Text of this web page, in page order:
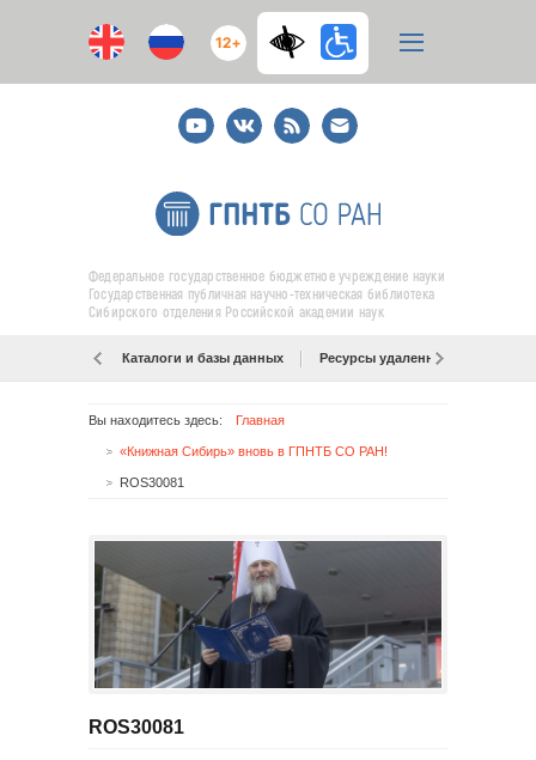
12+
YoutubeВКонтакте
RSS
E-
mail
подписка
Федеральное государственное бюджетное учреждение науки
Государственная публичная научно-техническая библиотека
Сибирского отделения Российской академии наук
Каталоги и базы данных Ресурсы удаленного доступа
Вы находитесь здесь: Главная
«Книжная Сибирь» вновь в ГПНТБ СО РАН!
ROS30081
ROS30081